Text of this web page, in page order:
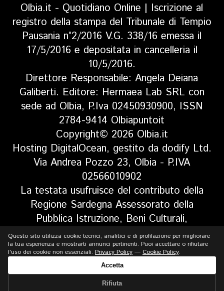
Olbia.it - Quotidiano Online | Iscrizione al
registro della stampa del Tribunale di Tempio
Pausania n°2/2016 V.G. 338/16 emessa il
17/5/2016 e depositata in cancelleria il
10/5/2016.
Direttore Responsabile: Angela Deiana
Galiberti. Editore: Hermaea Lab SRL con
sede ad Olbia, P.Iva 02450930900, ISSN
2784-9414 Olbiapuntoit
Copyright© 2026 Olbia.it
Hosting DigitalOcean, gestito da dodify Ltd.
Via Andrea Pozzo 23, Olbia - P.IVA
02566010902
La testata usufruisce del contributo della
Regione Sardegna Assessorato della
Pubblica Istruzione, Beni Culturali,
Informazione, Spettacolo e Sport. Legge
regionale 13 aprile 2017 n. 5, art 8 comma
13
Questo sito utilizza cookie tecnici, analitici e di profilazione per migliorare
la tua esperienza e mostrarti annunci pertinenti. Puoi accettare o rifiutare
l'uso dei cookie non essenziali. Privacy Policy — Cookie Policy.
Accetta
Rifiuta